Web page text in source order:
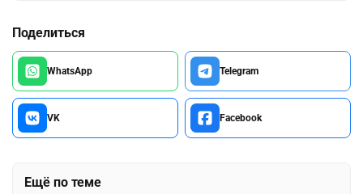
Поделиться
WhatsApp Telegram
VK Facebook
Ещё по теме